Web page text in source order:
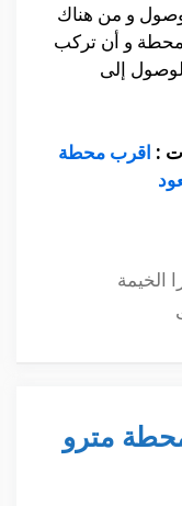
و من هناك
و أن تركب
إلى
: اقرب محطة
الخيمة
مترو